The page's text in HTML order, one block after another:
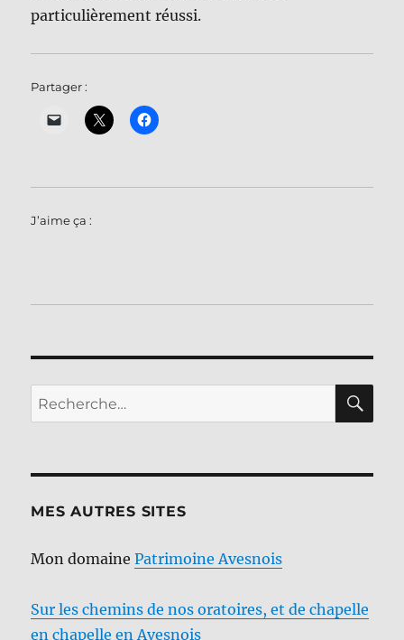
particulièrement réussi.
Partager :
J’aime ça :
Recherche
pour :
MES AUTRES SITES
Mon domainePatrimoine Avesnois
Sur les chemins de nos oratoires, et de chapelle
en chapelle en Avesnois